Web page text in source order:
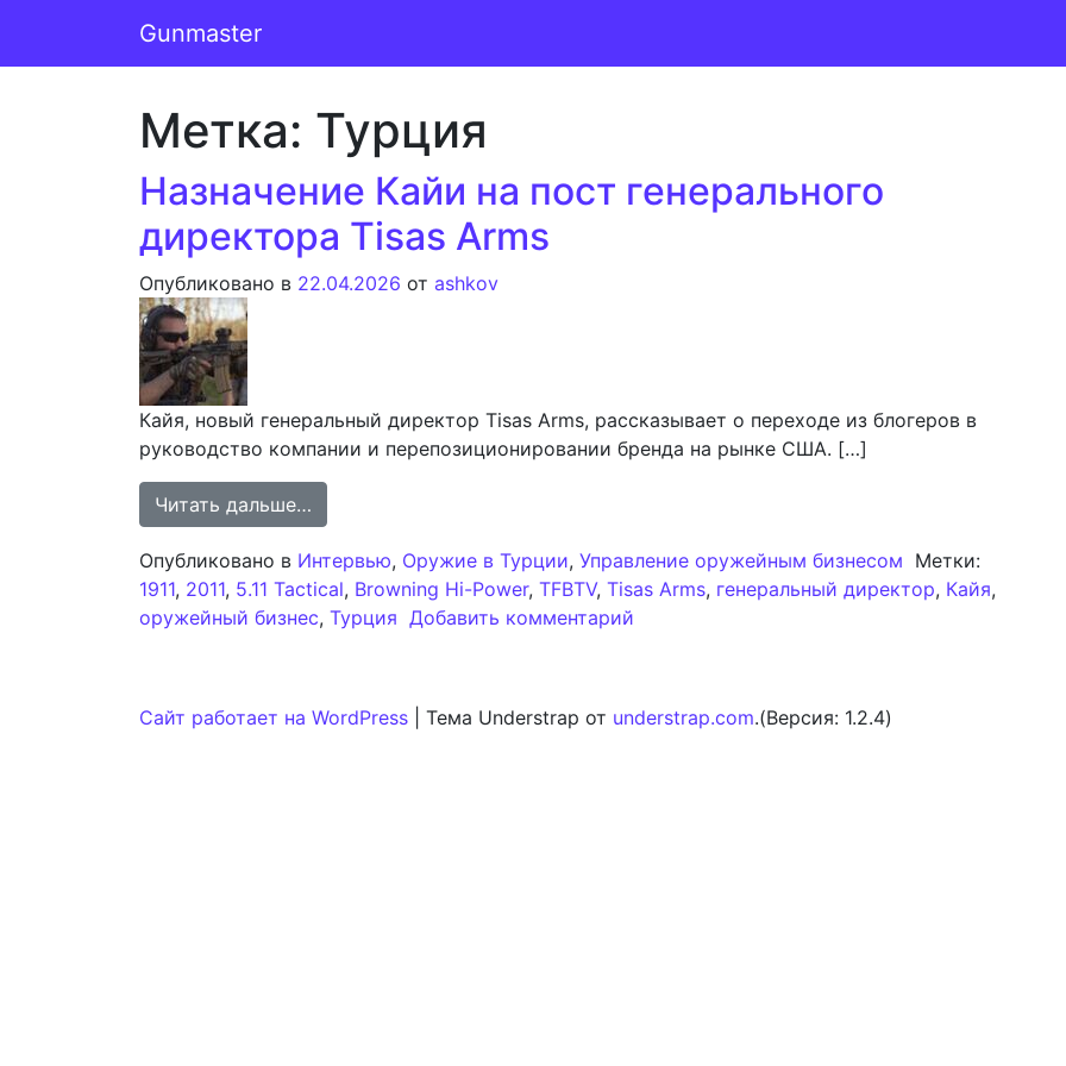
Основная навигация
Gunmaster
Метка: Турция
Назначение Кайи на пост генерального
директора Tisas Arms
Опубликовано в 22.04.2026 от ashkov
Кайя, новый генеральный директор Tisas Arms, рассказывает о переходе из блогеров в
руководство компании и перепозиционировании бренда на рынке США. […]
Читать дальше…
Опубликовано в Интервью, Оружие в Турции, Управление оружейным бизнесом Метки:
1911, 2011, 5.11 Tactical, Browning Hi-Power, TFBTV, Tisas Arms, генеральный директор, Кайя,
оружейный бизнес, Турция Добавить комментарий
Сайт работает на WordPress Тема Understrap от understrap.com.(Версия: 1.2.4)